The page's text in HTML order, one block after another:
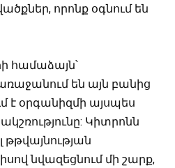
որոնք օգնում են
համաձայն՝
են այն բանից
է օրգանիզմի այսպես
Կիտրոնն
թթվայնության
նվազեցնում մի շարք,